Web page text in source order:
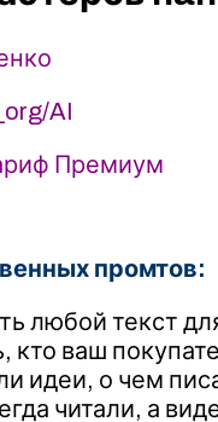
AI
Премиум
промтов:
любой текст
ваш
идеи, о чем
читали, а